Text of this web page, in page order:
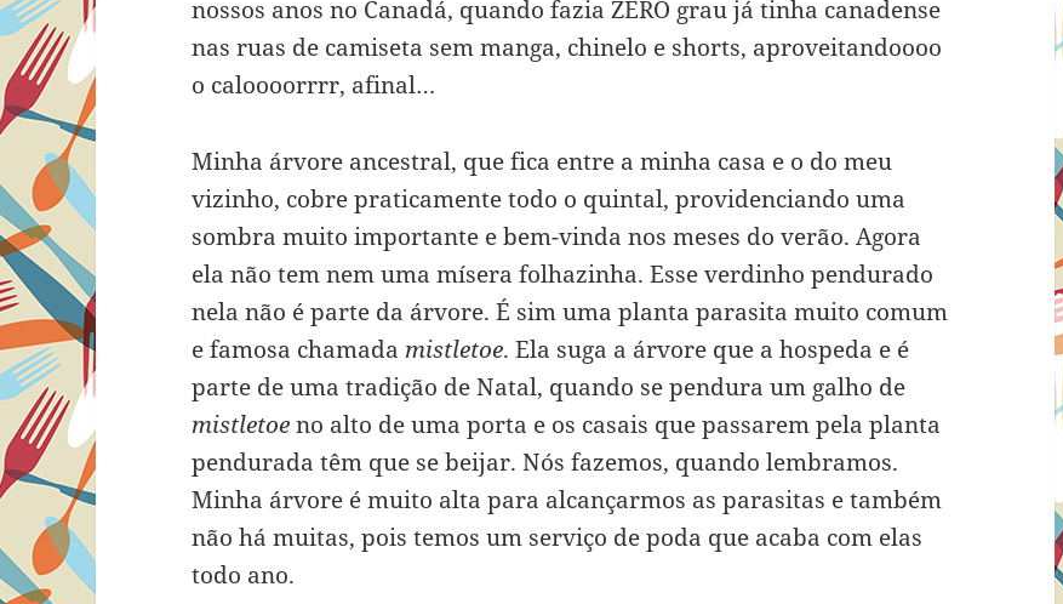
nossos anos no Canadá, quando fazia ZERO grau já tinha canadense
nas ruas de camiseta sem manga, chinelo e shorts, aproveitandoooo
o caloooorrrr, afinal…
Minha árvore ancestral, que fica entre a minha casa e o do meu
vizinho, cobre praticamente todo o quintal, providenciando uma
sombra muito importante e bem-vinda nos meses do verão. Agora
ela não tem nem uma mísera folhazinha. Esse verdinho pendurado
nela não é parte da árvore. É sim uma planta parasita muito comum
e famosa chamada mistletoe. Ela suga a árvore que a hospeda e é
parte de uma tradição de Natal, quando se pendura um galho de
mistletoeno alto de uma porta e os casais que passarem pela planta
pendurada têm que se beijar. Nós fazemos, quando lembramos.
Minha árvore é muito alta para alcançarmos as parasitas e também
não há muitas, pois temos um serviço de poda que acaba com elas
todo ano.